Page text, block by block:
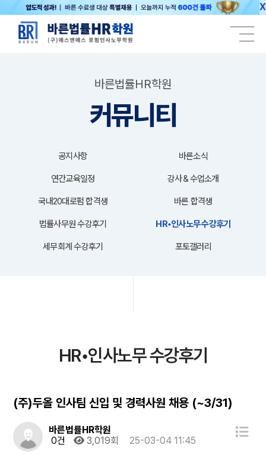
X
바른법률HR학원
커뮤니티
공지사항 바른소식
연간교육일정 강사＆수업소개
국내20대로펌 합격생 바른 합격생
법률사무원 수강후기 HR•인사노무 수강후기
세무회계 수강후기 포토갤러리
HR•인사노무 수강후기
(주)두올 인사팀 신입 및 경력사원 채용 (~3/31)
바른법률HR학원
0건
3,019회 25-03-04 11:45